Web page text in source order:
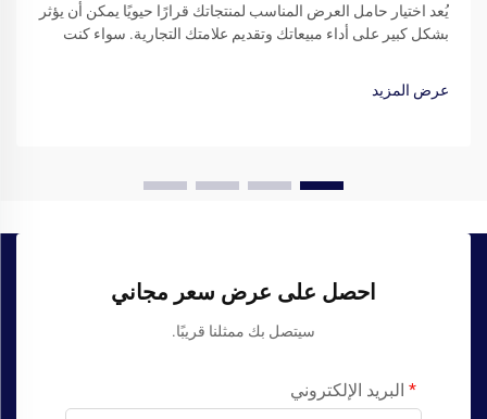
يُعد اختيار حامل العرض المناسب لمنتجاتك قرارًا حيويًا يمكن أن يؤثر
بشكل كبير على أداء مبيعاتك وتقديم علامتك التجارية. سواء كنت
عرض المزيد
احصل على عرض سعر مجاني
سيتصل بك ممثلنا قريبًا.
البريد الإلكتروني